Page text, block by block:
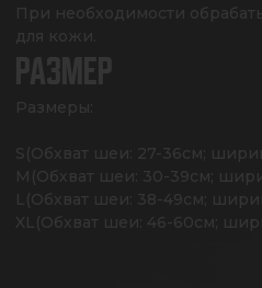
При необходимости
для кожи.
РАЗМЕР
Размеры:
S(Обхват шеи: 27-36см;
M(Обхват шеи: 30-39см;
L(Обхват шеи: 38-49см;
XL(Обхват шеи: 46-60см;